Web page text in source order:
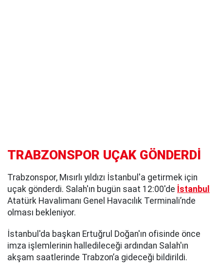
TRABZONSPOR UÇAK GÖNDERDİ
Trabzonspor, Mısırlı yıldızı İstanbul'a getirmek için
uçak gönderdi. Salah'ın bugün saat 12:00'de İstanbul
Atatürk Havalimanı Genel Havacılık Terminali’nde
olması bekleniyor.
İstanbul'da başkan Ertuğrul Doğan'ın ofisinde önce
imza işlemlerinin halledileceği ardından Salah'ın
akşam saatlerinde Trabzon’a gideceği bildirildi.